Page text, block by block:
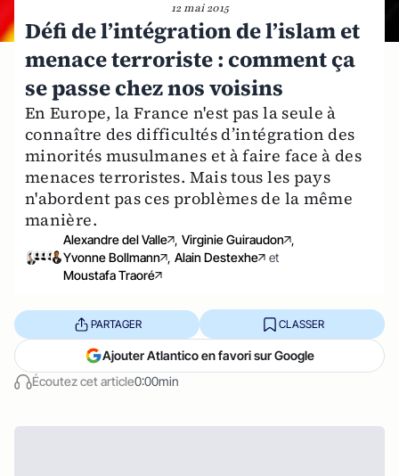
12 mai 2015
Défi de l’intégration de l’islam et
menace terroriste : comment ça
se passe chez nos voisins
En Europe, la France n'est pas la seule à
connaître des difficultés d’intégration des
minorités musulmanes et à faire face à des
menaces terroristes. Mais tous les pays
n'abordent pas ces problèmes de la même
manière.
Alexandre del Valle , Virginie Guiraudon ,
Yvonne Bollmann , Alain Destexhe
et
Moustafa Traoré
Écoutez cet article0:00min
PARTAGER CLASSER
Ajouter Atlantico en favori sur Google